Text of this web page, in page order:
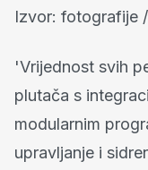
Izvor: fotografije
'Vrijednost svih
plutača s
modularnim
upravljanje i